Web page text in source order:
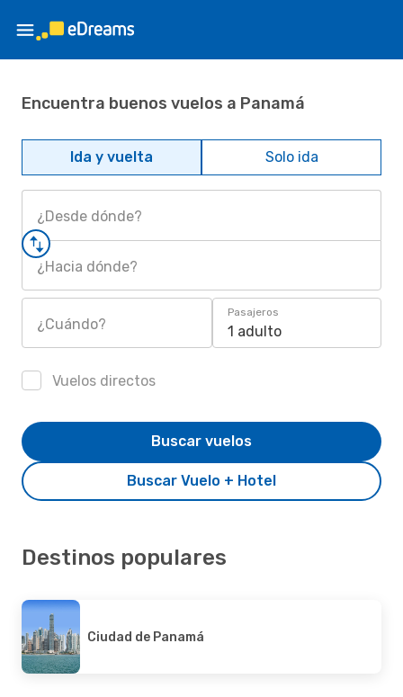
Encuentra buenos vuelos a Panamá
Ida y vuelta Solo ida
¿Desde dónde?
¿Hacia dónde?
¿Cuándo?
Pasajeros
1 adulto
Vuelos directos
Buscar Vuelo + Hotel
Buscar vuelos
Destinos populares
Ciudad de Panamá